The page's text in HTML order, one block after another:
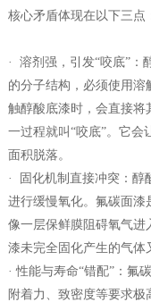
核心矛盾体现在以下三点
· 溶剂强，引发“咬底”：
的分子结构，必须使用
触醇酸底漆时，会直接将
一过程就叫“咬底”。它会
面积脱落。
· 固化机制直接冲突：醇
进行缓慢氧化。氟碳面漆
像一层保鲜膜阻碍氧气进
漆未完全固化产生的气体
· 性能与寿命“错配”：氟
附着力、致密度等要求极